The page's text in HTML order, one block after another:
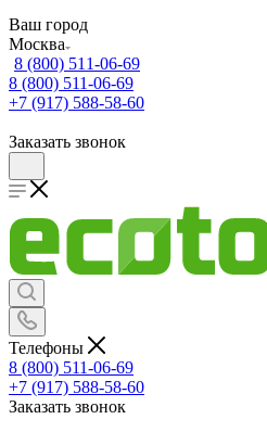
Ваш город
Москва
8 (800) 511-06-69
8 (800) 511-06-69
+7 (917) 588-58-60
Заказать звонок
Телефоны
8 (800) 511-06-69
+7 (917) 588-58-60
Заказать звонок